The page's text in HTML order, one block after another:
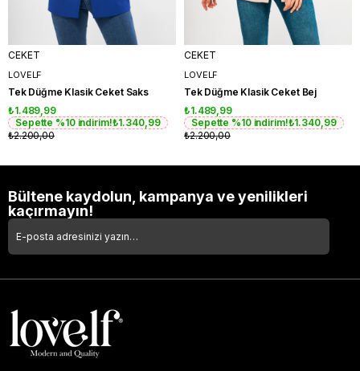
CEKET
LOVELF
Tek Düğme Klasik Ceket Saks
₺1.489,99
Sepette %10 indirim!₺1.340,99
₺2.200,00
CEKET
LOVELF
Tek Düğme Klasik Ceket Bej
₺1.489,99
Sepette %10 indirim!₺1.340,99
₺2.200,00
Bültene kaydolun, kampanya ve yenilikleri
kaçırmayın!